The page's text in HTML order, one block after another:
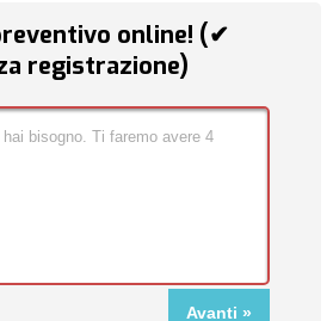
online! (✔
registrazione)